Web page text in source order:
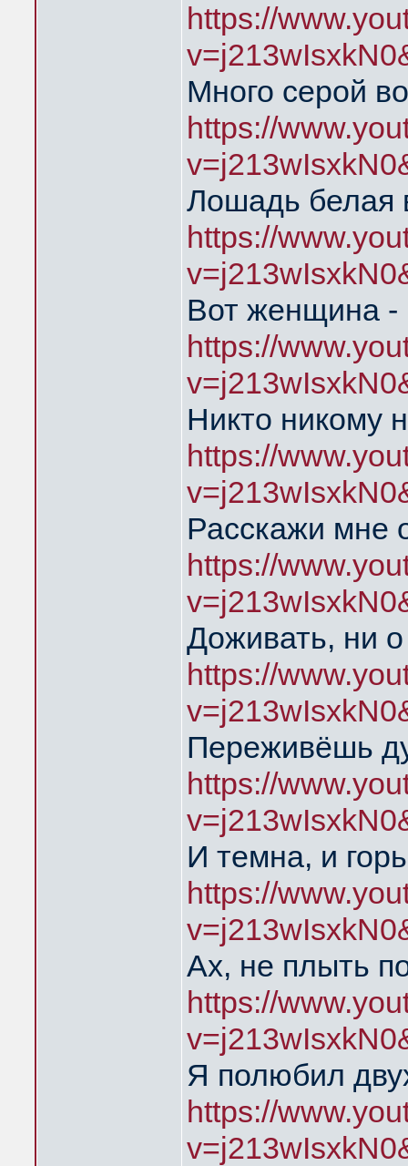
https://
Много серой
https://
Лошадь белая
https://
Вот женщина -
https://
Никто никому
https://
Расскажи мне
https://
Доживать, ни
https://
Переживёшь
https://
И темна, и
https://
Ах, не плыть
https://
Я полюбил
https://